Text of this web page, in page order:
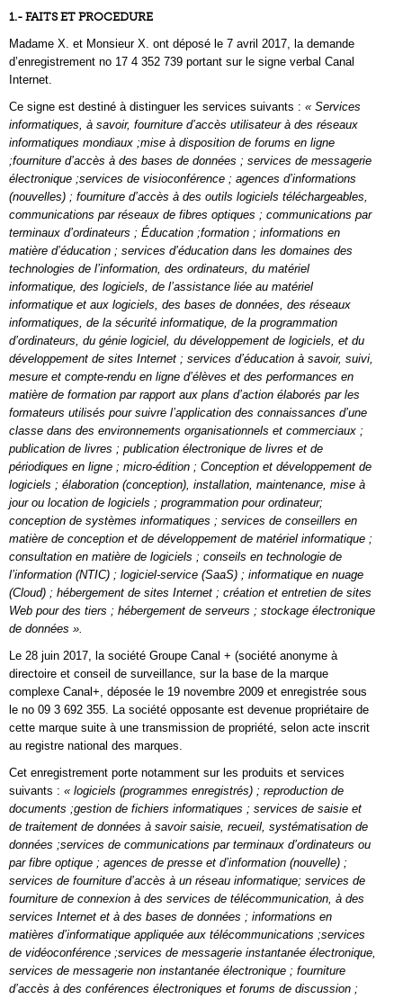
1.- FAITS ET PROCEDURE
Madame X. et Monsieur X. ont déposé le 7 avril 2017, la demande
d’enregistrement no 17 4 352 739 portant sur le signe verbal Canal
Internet.
Ce signe est destiné à distinguer les services suivants : « Services
informatiques, à savoir, fourniture d’accès utilisateur à des réseaux
informatiques mondiaux ;mise à disposition de forums en ligne
;fourniture d’accès à des bases de données ; services de messagerie
électronique ;services de visioconférence ; agences d’informations
(nouvelles) ; fourniture d’accès à des outils logiciels téléchargeables,
communications par réseaux de fibres optiques ; communications par
terminaux d’ordinateurs ; Éducation ;formation ; informations en
matière d’éducation ; services d’éducation dans les domaines des
technologies de l’information, des ordinateurs, du matériel
informatique, des logiciels, de l’assistance liée au matériel
informatique et aux logiciels, des bases de données, des réseaux
informatiques, de la sécurité informatique, de la programmation
d’ordinateurs, du génie logiciel, du développement de logiciels, et du
développement de sites Internet ; services d’éducation à savoir, suivi,
mesure et compte-rendu en ligne d’élèves et des performances en
matière de formation par rapport aux plans d’action élaborés par les
formateurs utilisés pour suivre l’application des connaissances d’une
classe dans des environnements organisationnels et commerciaux ;
publication de livres ; publication électronique de livres et de
périodiques en ligne ; micro-édition ; Conception et développement de
logiciels ; élaboration (conception), installation, maintenance, mise à
jour ou location de logiciels ; programmation pour ordinateur;
conception de systèmes informatiques ; services de conseillers en
matière de conception et de développement de matériel informatique ;
consultation en matière de logiciels ; conseils en technologie de
l’information (NTIC) ; logiciel-service (SaaS) ; informatique en nuage
(Cloud) ; hébergement de sites Internet ; création et entretien de sites
Web pour des tiers ; hébergement de serveurs ; stockage électronique
de données ».
Le 28 juin 2017, la société Groupe Canal + (société anonyme à
directoire et conseil de surveillance, sur la base de la marque
complexe Canal+, déposée le 19 novembre 2009 et enregistrée sous
le no 09 3 692 355. La société opposante est devenue propriétaire de
cette marque suite à une transmission de propriété, selon acte inscrit
au registre national des marques.
Cet enregistrement porte notamment sur les produits et services
suivants : « logiciels (programmes enregistrés) ; reproduction de
documents ;gestion de fichiers informatiques ; services de saisie et
de traitement de données à savoir saisie, recueil, systématisation de
données ;services de communications par terminaux d’ordinateurs ou
par fibre optique ; agences de presse et d’information (nouvelle) ;
services de fourniture d’accès à un réseau informatique; services de
fourniture de connexion à des services de télécommunication, à des
services Internet et à des bases de données ; informations en
matières d’informatique appliquée aux télécommunications ;services
de vidéoconférence ;services de messagerie instantanée électronique,
services de messagerie non instantanée électronique ; fourniture
d’accès à des conférences électroniques et forums de discussion ;